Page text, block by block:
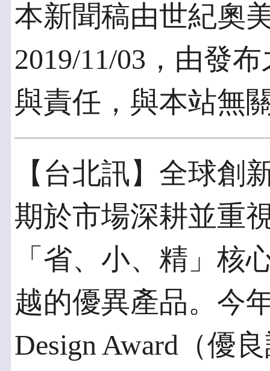
本新聞稿由世紀奧
2019/11/03，由發
與責任，與本站無
【台北訊】全球創
期於市場深耕並重
「省、小、精」核
越的優異產品。今
Design Award（優